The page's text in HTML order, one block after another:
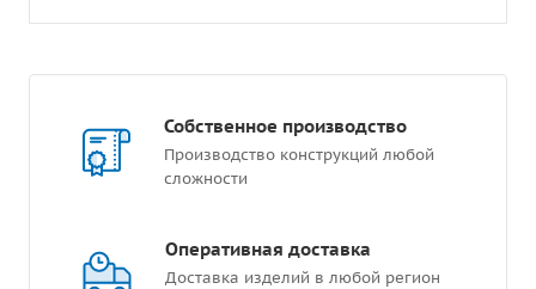
Собственное производство
Производство конструкций любой
сложности
Оперативная доставка
Доставка изделий в любой регион